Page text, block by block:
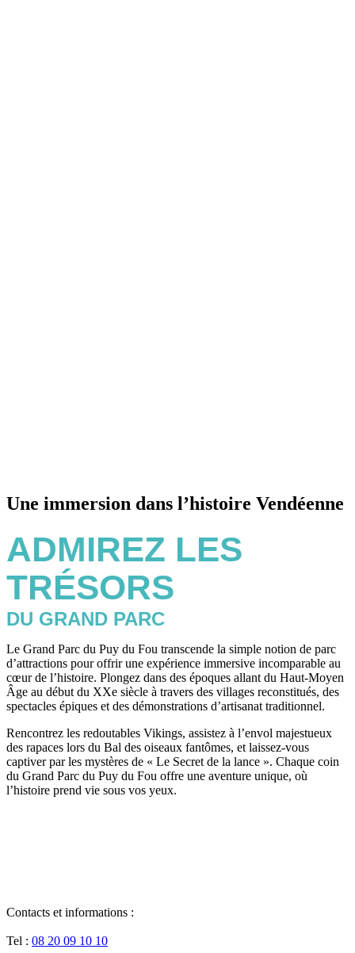
Une immersion dans l’histoire Vendéenne
ADMIREZ LES
TRÉSORS
DU GRAND PARC
Le Grand Parc du Puy du Fou transcende la simple notion de parc
d’attractions pour offrir une expérience immersive incomparable au
cœur de l’histoire. Plongez dans des époques allant du Haut-Moyen
Âge au début du XXe siècle à travers des villages reconstitués, des
spectacles épiques et des démonstrations d’artisanat traditionnel.
Rencontrez les redoutables Vikings, assistez à l’envol majestueux
des rapaces lors du Bal des oiseaux fantômes, et laissez-vous
captiver par les mystères de « Le Secret de la lance ». Chaque coin
du Grand Parc du Puy du Fou offre une aventure unique, où
l’histoire prend vie sous vos yeux.
Contacts et informations :
Tel : 08 20 09 10 10